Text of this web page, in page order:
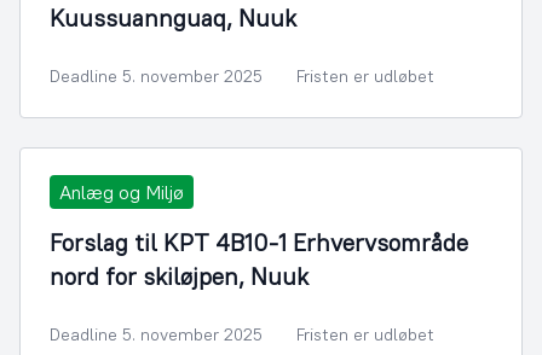
Kuussuannguaq, Nuuk
Deadline 5. november 2025 Fristen er udløbet
Anlæg og Miljø
Forslag til KPT 4B10-1 Erhvervsområde
nord for skiløjpen, Nuuk
Deadline 5. november 2025 Fristen er udløbet